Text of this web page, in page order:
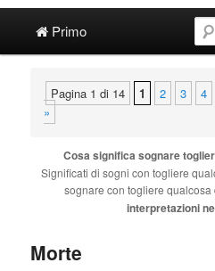
Vai al contenuto principale
Vai al contenuto secondario
Primo
Pagina 1 di 14 1 2 3 4
»
Cosa significa sognare
Significati di sogni con togliere
sognare con togliere qualcosa
interpretazioni
Morte